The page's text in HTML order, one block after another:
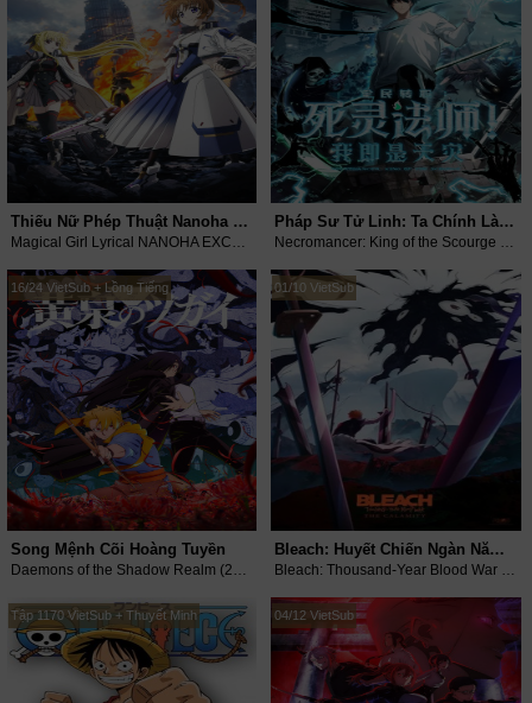
Thiếu Nữ Phép Thuật Nanoha EXCEEDS
Magical Girl Lyrical NANOHA EXCEEDS Gun Blaze Vengeance (2026)
Pháp Sư Tử Linh: Ta Chính Là Thiên Tai
Necromancer: King of the Scourge (2025)
16/24 VietSub + Lồng Tiếng
Song Mệnh Cõi Hoàng Tuyền
Daemons of the Shadow Realm (2026)
01/10 VietSub
Bleach: Huyết Chiến Ngàn Năm - Kiếp Nạn
Bleach: Thousand-Year Blood War - The Calamity (2026)
Tập 1170 VietSub + Thuyết Minh 04/12 VietSub